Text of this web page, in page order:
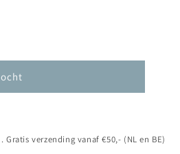
Gratis verzending vanaf €50,- (NL en BE)